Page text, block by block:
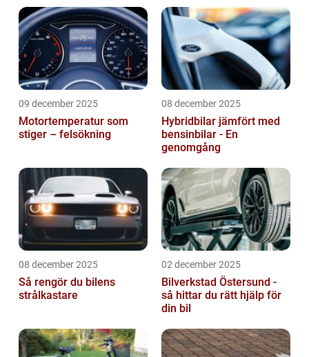
09 december 2025
Motortemperatur som
stiger – felsökning
08 december 2025
Hybridbilar jämfört med
bensinbilar - En
genomgång
08 december 2025
Så rengör du bilens
strålkastare
02 december 2025
Bilverkstad Östersund -
så hittar du rätt hjälp för
din bil